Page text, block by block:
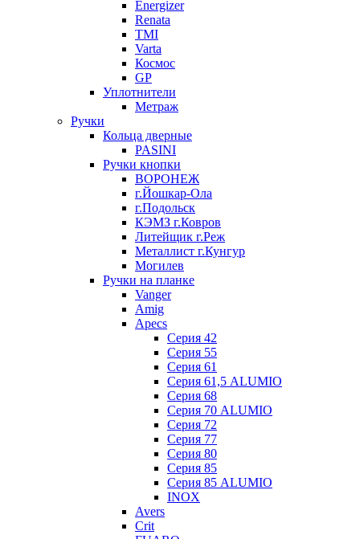
Energizer
Renata
TMI
Varta
Космос
GP
Уплотнители
Метраж
Ручки
Кольца дверные
PASINI
Ручки кнопки
ВОРОНЕЖ
г.Йошкар-Ола
г.Подольск
КЭМЗ г.Ковров
Литейщик г.Реж
Металлист г.Кунгур
Могилев
Ручки на планке
Vanger
Amig
Apecs
Серия 42
Серия 55
Серия 61
Серия 61,5 ALUMIO
Серия 68
Серия 70 ALUMIO
Серия 72
Серия 77
Серия 80
Серия 85
Серия 85 ALUMIO
INOX
Avers
Crit